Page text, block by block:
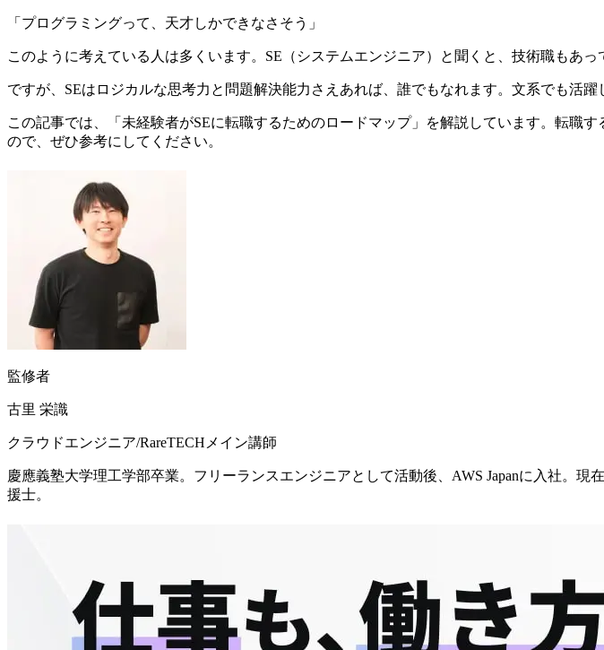
「プログラミングって、天才しかできなさそう」
このように考えている人は多くいます。SE（システムエンジニア）と聞くと、技術職もあっ
ですが、SEはロジカルな思考力と問題解決能力さえあれば、誰でもなれます。文系でも活躍
この記事では、「未経験者がSEに転職するためのロードマップ」を解説しています。転職
ので、ぜひ参考にしてください。
監修者
古里 栄識
クラウドエンジニア/RareTECHメイン講師
慶應義塾大学理工学部卒業。フリーランスエンジニアとして活動後、AWS Japanに入社。
援士。